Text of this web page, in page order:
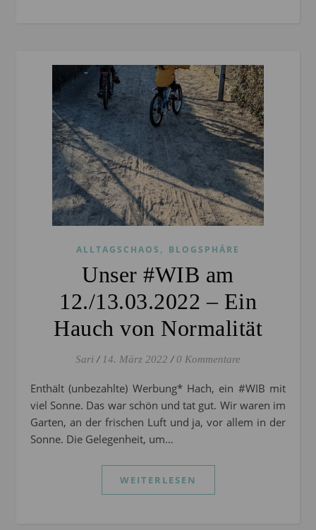
ALLTAGSCHAOS , BLOGSPHÄRE
Unser #WIB am
12./13.03.2022 – Ein
Hauch von Normalität
Sari / 14. März 2022 / 0 Kommentare
Enthält (unbezahlte) Werbung* Hach, ein #WIB mit
viel Sonne. Das war schön und tat gut. Wir waren im
Garten, an der frischen Luft und ja, vor allem in der
Sonne. Die Gelegenheit, um…
WEITERLESEN